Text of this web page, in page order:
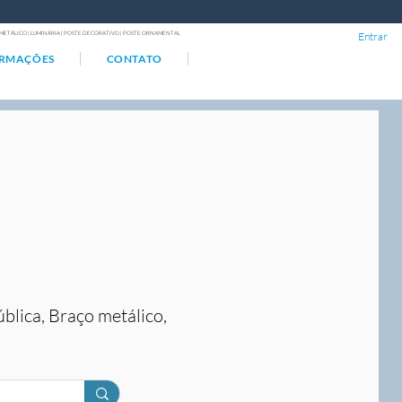
| LUMINÁRIA | POSTE DECORATIVO | POSTE ORNAMENTAL
CONTATO
Entrar
Braço metálico,